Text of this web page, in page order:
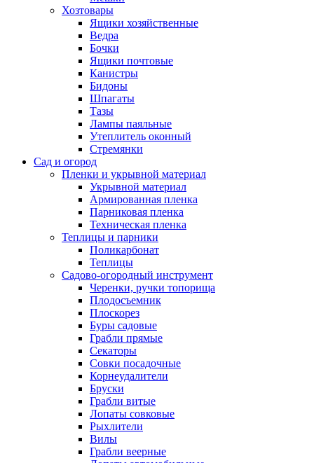
Хозтовары
Ящики хозяйственные
Ведра
Бочки
Ящики почтовые
Канистры
Бидоны
Шпагаты
Тазы
Лампы паяльные
Утеплитель оконный
Стремянки
Сад и огород
Пленки и укрывной материал
Укрывной материал
Армированная пленка
Парниковая пленка
Техническая пленка
Теплицы и парники
Поликарбонат
Теплицы
Садово-огородный инструмент
Черенки, ручки топорища
Плодосъемник
Плоскорез
Буры садовые
Грабли прямые
Секаторы
Совки посадочные
Корнеудалители
Бруски
Грабли витые
Лопаты совковые
Рыхлители
Вилы
Грабли веерные